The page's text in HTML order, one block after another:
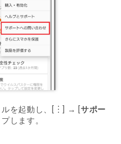
ルを起動し、[︙] → [サポー
します。